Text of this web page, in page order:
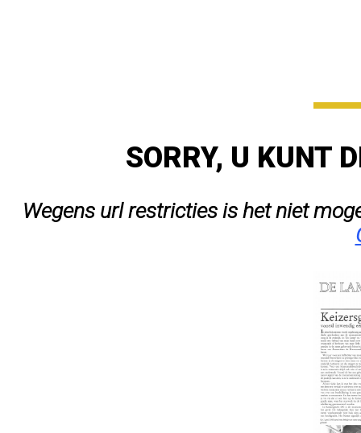
SORRY, U KUNT
Wegens url restricties is het niet